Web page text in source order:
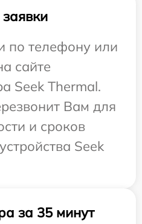
по телефону или
сайте
Seek Thermal.
Вам для
и сроков
Seek
за 35 минут